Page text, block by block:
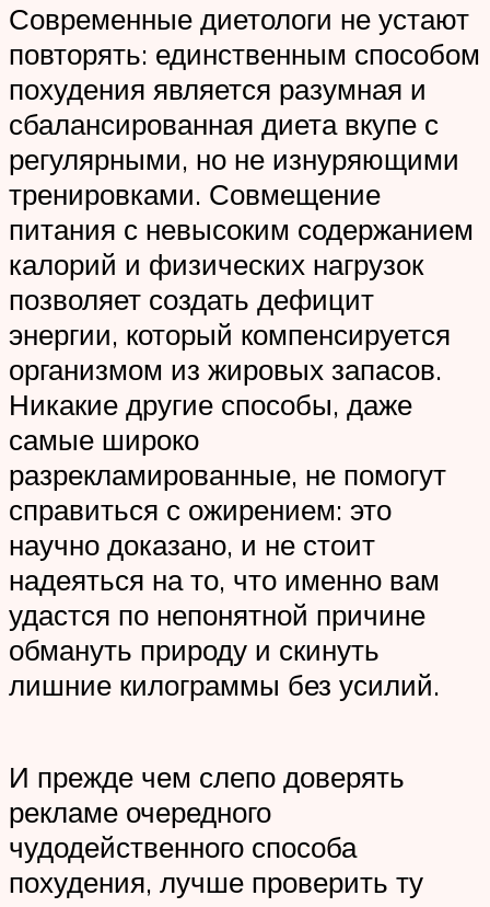
Современные диетологи не устают
повторять: единственным способом
похудения является разумная и
сбалансированная диета вкупе с
регулярными, но не изнуряющими
тренировками. Совмещение
питания с невысоким содержанием
калорий и физических нагрузок
позволяет создать дефицит
энергии, который компенсируется
организмом из жировых запасов.
Никакие другие способы, даже
самые широко
разрекламированные, не помогут
справиться с ожирением: это
научно доказано, и не стоит
надеяться на то, что именно вам
удастся по непонятной причине
обмануть природу и скинуть
лишние килограммы без усилий.
И прежде чем слепо доверять
рекламе очередного
чудодейственного способа
похудения, лучше проверить ту